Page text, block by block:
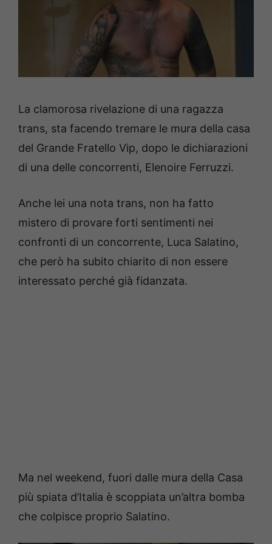
La clamorosa rivelazione di una ragazza
trans, sta facendo tremare le mura della casa
del Grande Fratello Vip, dopo le dichiarazioni
di una delle concorrenti, Elenoire Ferruzzi.
Anche lei una nota trans, non ha fatto
mistero di provare forti sentimenti nei
confronti di un concorrente, Luca Salatino,
che però ha subito chiarito di non essere
interessato perché già fidanzata.
Ma nel weekend, fuori dalle mura della Casa
più spiata d’Italia è scoppiata un’altra bomba
che colpisce proprio Salatino.